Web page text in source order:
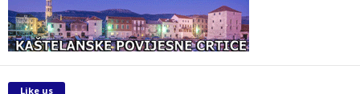
Like us